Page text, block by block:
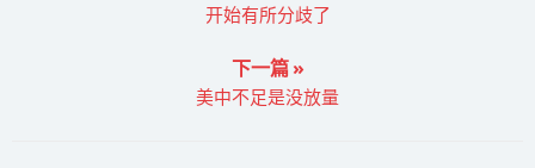
开始有所分歧了
下一篇 »
美中不足是没放量